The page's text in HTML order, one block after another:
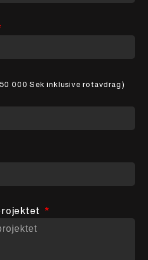
000 Sek inklusive rotavdrag)